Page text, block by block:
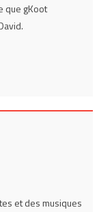
que gKoot
et des musiques